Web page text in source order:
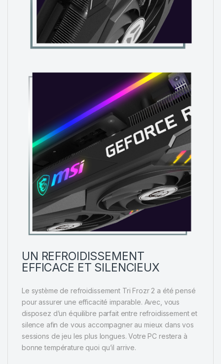
UN REFROIDISSEMENT
EFFICACE ET SILENCIEUX
Le système de refroidissement Tri Frozr 2 a été pensé
pour assurer une efficacité imparable. Avec, vous
disposez d’un équilibre parfait entre refroidissement et
silence afin de vous accompagner au mieux dans vos
sessions de jeu les plus longues. Votre PC restera à
bonne température quoi qu’il arrive.